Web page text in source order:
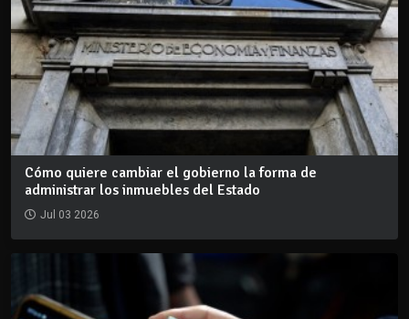
Cómo quiere cambiar el gobierno la forma de
administrar los inmuebles del Estado
Jul 03 2026